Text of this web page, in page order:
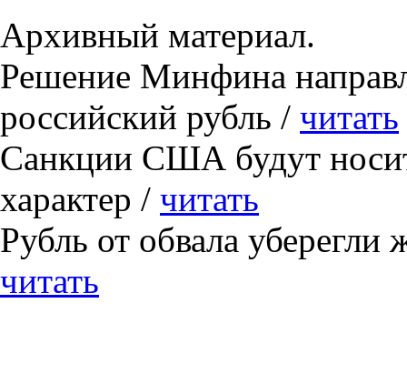
Архивный материал.
Решение Минфина
российский рубль / читать
Санкции США будут
характер / читать
Рубль от обвала
читать